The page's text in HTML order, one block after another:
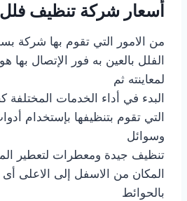
أسعار شركة تنظيف فلل
من الامور التي تقوم بها شركة
الفلل بالعين به فور الإتصال بها
لمعاينته ثم
البدء في أداء الخدمات
التي تقوم بتنظيفها بإستخدام
وسوائل
تنظيف جيدة ومعطرات لتعطير
المكان من الاسفل إلى الاعلى
بالحوائط